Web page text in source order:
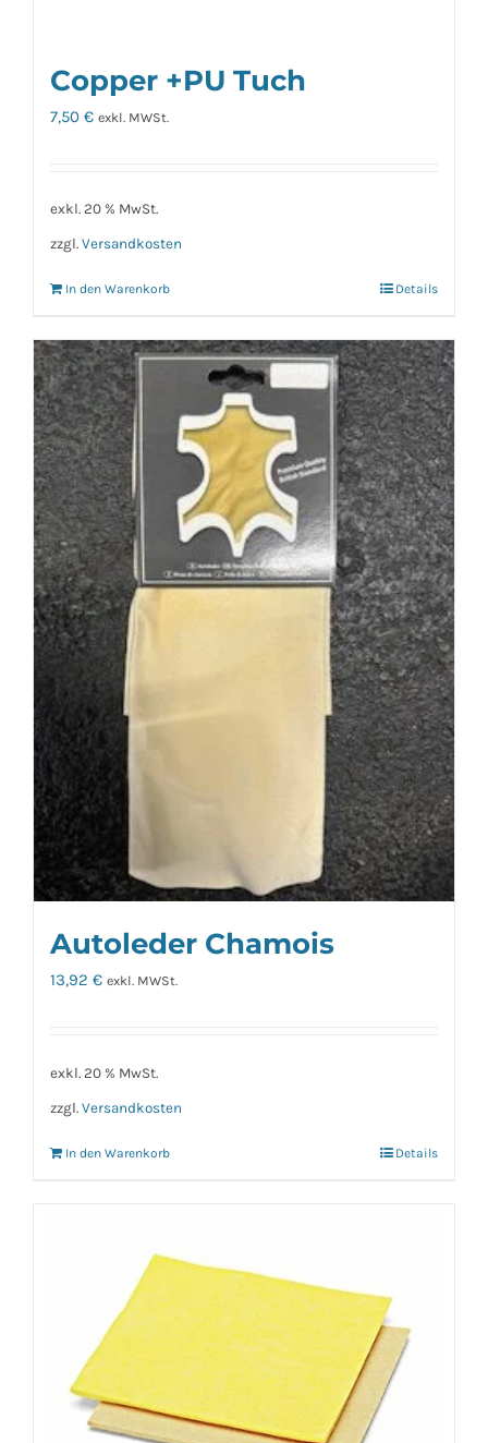
Copper +PU Tuch
7,50 € exkl. MWSt.
exkl. 20 % MwSt.
zzgl. Versandkosten
In den Warenkorb Details
Autoleder Chamois
13,92 € exkl. MWSt.
exkl. 20 % MwSt.
zzgl. Versandkosten
In den Warenkorb Details